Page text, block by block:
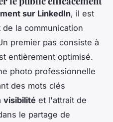
sur LinkedIn, il est
la communication
premier pas consiste à
entièrement optimisé.
photo professionnelle
des mots clés
visibilité et l'attrait de
le partage de